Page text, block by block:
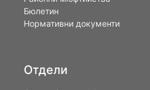
Бюлетин
Нормативни документи
Отдели